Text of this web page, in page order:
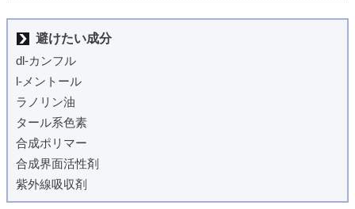
避けたい成分
dl-カンフル
l-メントール
ラノリン油
タール系色素
合成ポリマー
合成界面活性剤
紫外線吸収剤